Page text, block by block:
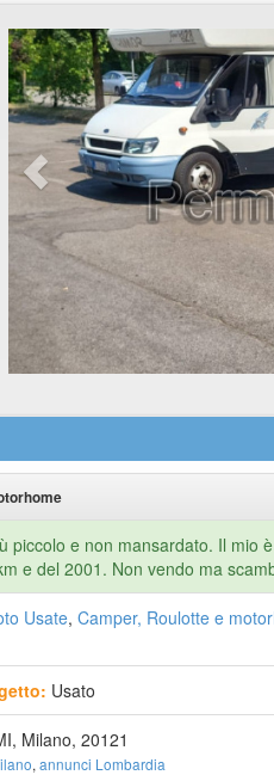
piccolo e non mansardato. Il mio è
e del 2001. Non vendo ma
Usate, Camper, Roulotte e
Usato
Milano, 20121
, annunci Lombardia